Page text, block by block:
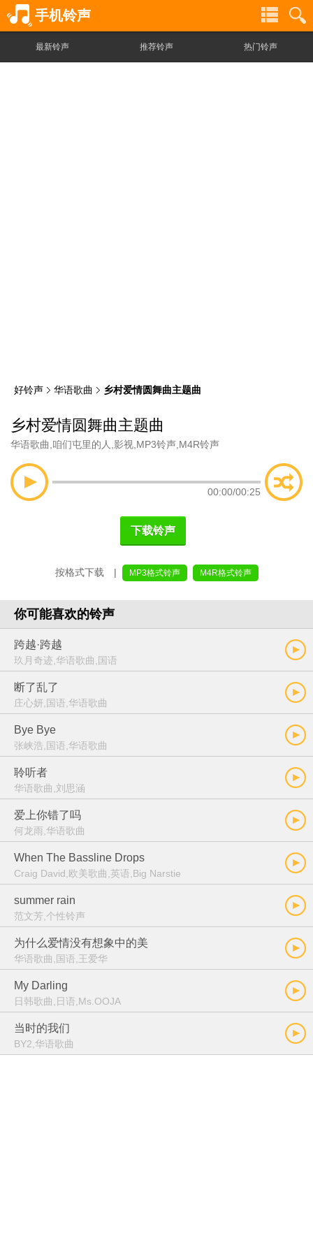
手机铃声
最新铃声 推荐铃声 热门铃声
好铃声 华语歌曲 乡村爱情圆舞曲主题曲
乡村爱情圆舞曲主题曲
华语歌曲 咱们屯里的人 影视 MP3铃声 M4R铃声
00:00/00:25
下载铃声
按格式下载 | MP3格式铃声 M4R格式铃声
你可能喜欢的铃声
跨越·跨越
玖月奇迹,华语歌曲,国语
断了乱了
庄心妍,国语,华语歌曲
Bye Bye
张峡浩,国语,华语歌曲
聆听者
华语歌曲,刘思涵
爱上你错了吗
何龙雨,华语歌曲
When The Bassline Drops
Craig David,欧美歌曲,英语,Big Narstie
summer rain
范文芳,个性铃声
为什么爱情没有想象中的美
华语歌曲,国语,王爱华
My Darling
日韩歌曲,日语,Ms.OOJA
当时的我们
BY2,华语歌曲